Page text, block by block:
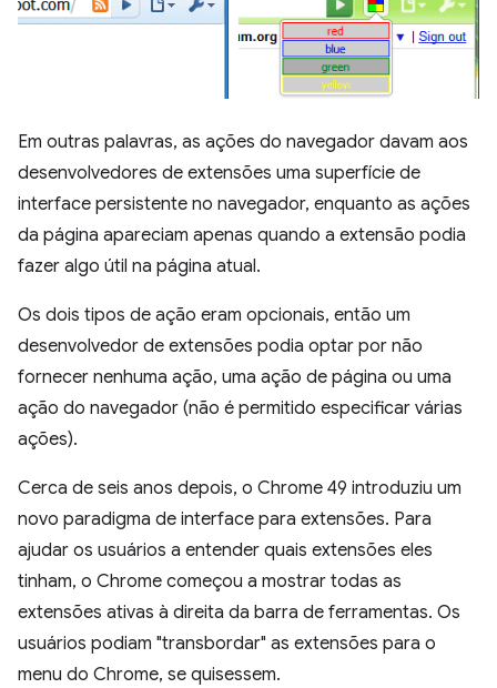
Em outras palavras, as ações do navegador davam aos
desenvolvedores de extensões uma superfície de
interface persistente no navegador, enquanto as ações
da página apareciam apenas quando a extensão podia
fazer algo útil na página atual.
Os dois tipos de ação eram opcionais, então um
desenvolvedor de extensões podia optar por não
fornecer nenhuma ação, uma ação de página ou uma
ação do navegador (não é permitido especificar várias
ações).
Cerca de seis anos depois, o Chrome 49 introduziu um
novo paradigma de interface para extensões. Para
ajudar os usuários a entender quais extensões eles
tinham, o Chrome começou a mostrar todas as
extensões ativas à direita da barra de ferramentas. Os
usuários podiam "transbordar" as extensões para o
menu do Chrome, se quisessem.